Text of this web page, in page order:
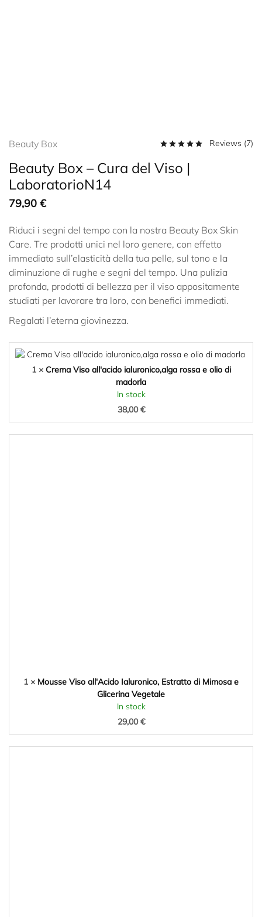
Beauty Box Reviews (7)
Beauty Box – Cura del Viso |
LaboratorioN14
79,90 €
Riduci i segni del tempo con la nostra Beauty Box Skin
Care. Tre prodotti unici nel loro genere, con effetto
immediato sull’elasticità della tua pelle, sul tono e la
diminuzione di rughe e segni del tempo. Una pulizia
profonda, prodotti di bellezza per il viso appositamente
studiati per lavorare tra loro, con benefici immediati.
Regalati l’eterna giovinezza.
1 × Crema Viso all'acido ialuronico,alga rossa e olio di
madorla
In stock
38,00€
1 × Mousse Viso all'Acido Ialuronico, Estratto di Mimosa e
Glicerina Vegetale
In stock
29,00€